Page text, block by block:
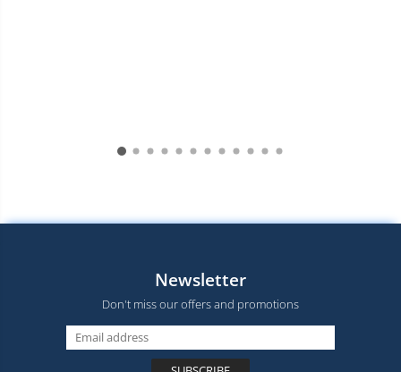
Newsletter
Don't miss our offers and promotions